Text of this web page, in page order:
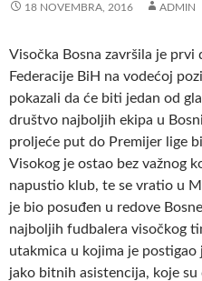
18 NOVEMBRA, 2016 ADMIN
Visočka Bosna završila je prvi
Federacije BiH na vodećoj
pokazali da će biti jedan od
društvo najboljih ekipa u
proljeće put do Premijer lige
Visokog je ostao bez važnog
napustio klub, te se vratio u
je bio posuđen u redove
najboljih fudbalera visočkog
utakmica u kojima je
jako bitnih asistencija, koje